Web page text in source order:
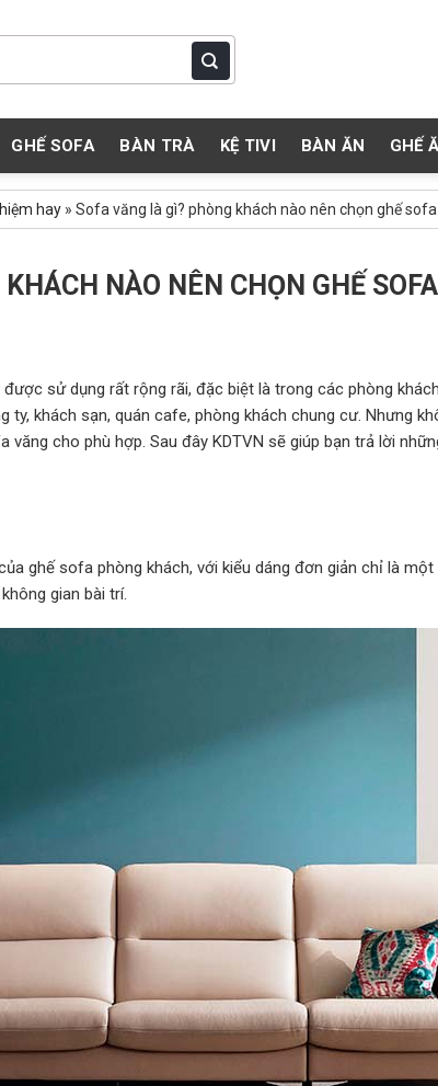
GHẾ SOFA BÀN TRÀ KỆ TIVI BÀN ĂN GHẾ
hay » Sofa văng là gì? phòng khách nào nên chọn ghế
NÀO NÊN CHỌN GHẾ
được sử dụng rất rộng rãi, đặc biệt là trong các phòng
ty, khách sạn, quán cafe, phòng khách chung cư. Nhưng
cho phù hợp. Sau đây KDTVN sẽ giúp bạn trả lời
ghế sofa phòng khách, với kiểu dáng đơn giản chỉ là
gian bài trí.